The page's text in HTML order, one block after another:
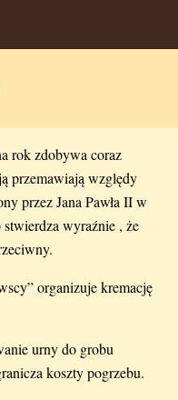
rok zdobywa coraz
przemawiają względy
przez Jana Pawła II w
wyraźnie , że
organizuje kremację
urny do grobu
koszty pogrzebu.